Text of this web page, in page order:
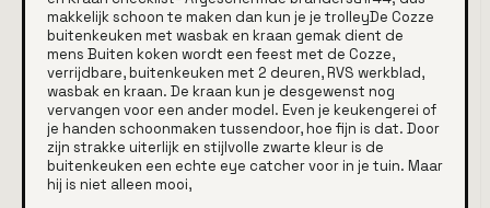
makkelijk schoon te maken dan kun je je trolleyDe Cozze
buitenkeuken met wasbak en kraan gemak dient de
mens Buiten koken wordt een feest met de Cozze,
verrijdbare, buitenkeuken met 2 deuren, RVS werkblad,
wasbak en kraan. De kraan kun je desgewenst nog
vervangen voor een ander model. Even je keukengerei of
je handen schoonmaken tussendoor, hoe fijn is dat. Door
zijn strakke uiterlijk en stijlvolle zwarte kleur is de
buitenkeuken een echte eye catcher voor in je tuin. Maar
hij is niet alleen mooi,